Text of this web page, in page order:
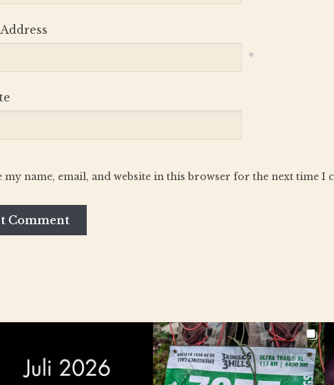
*
my name, email, and website in this browser for the next time I